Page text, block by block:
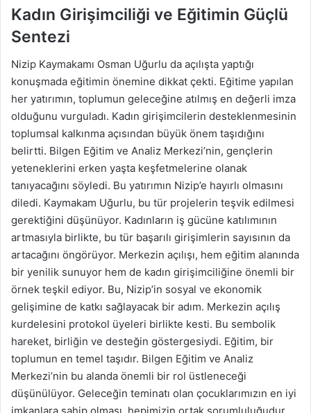
Kadın Girişimciliği ve Eğitimin Güçlü
Sentezi
Nizip Kaymakamı Osman Uğurlu da açılışta yaptığı
konuşmada eğitimin önemine dikkat çekti. Eğitime yapılan
her yatırımın, toplumun geleceğine atılmış en değerli imza
olduğunu vurguladı. Kadın girişimcilerin desteklenmesinin
toplumsal kalkınma açısından büyük önem taşıdığını
belirtti. Bilgen Eğitim ve Analiz Merkezi’nin, gençlerin
yeteneklerini erken yaşta keşfetmelerine olanak
tanıyacağını söyledi. Bu yatırımın Nizip’e hayırlı olmasını
diledi. Kaymakam Uğurlu, bu tür projelerin teşvik edilmesi
gerektiğini düşünüyor. Kadınların iş gücüne katılımının
artmasıyla birlikte, bu tür başarılı girişimlerin sayısının da
artacağını öngörüyor. Merkezin açılışı, hem eğitim alanında
bir yenilik sunuyor hem de kadın girişimciliğine önemli bir
örnek teşkil ediyor. Bu, Nizip’in sosyal ve ekonomik
gelişimine de katkı sağlayacak bir adım. Merkezin açılış
kurdelesini protokol üyeleri birlikte kesti. Bu sembolik
hareket, birliğin ve desteğin göstergesiydi. Eğitim, bir
toplumun en temel taşıdır. Bilgen Eğitim ve Analiz
Merkezi’nin bu alanda önemli bir rol üstleneceği
düşünülüyor. Geleceğin teminatı olan çocuklarımızın en iyi